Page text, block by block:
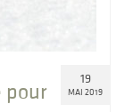
19
MAI 2019
pour